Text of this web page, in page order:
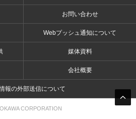
お問い合わせ
Webプッシュ通知について
媒体資料
会社概要
報の外部送信について
CORPORATION